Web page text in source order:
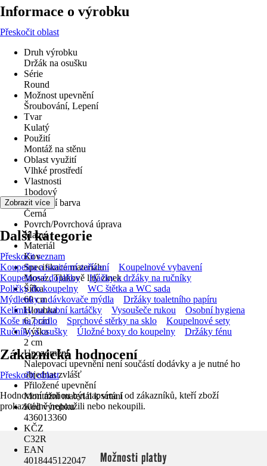
Informace o výrobku
Přeskočit oblast
Druh výrobku
Držák na osušku
Série
Round
Možnost upevnění
Šroubování, Lepení
Tvar
Kulatý
Použití
Montáž na stěnu
Oblast využití
Vlhké prostředí
Vlastnosti
1bodový
Základní barva
Černá
Povrch/Povrchová úprava
Matný
Materiál
Kov
Specifikace materiálu
Mosaz, Tlakově litý zinek
Šířka
60 cm
Hloubka
6,7 cm
Výška
2 cm
Upozornění
Nalepovací upevnění není součástí dodávky a je nutné ho
objednat zvlášť
Přiložené upevnění
Montážní materiál k vrtání
Kód výrobku
436013360
KČZ
C32R
EAN
4018445122047
Zobrazit více
Další kategorie
Přeskočit seznam
Koupelna a sanitární zařízení
Koupelnové vybavení
Koupelnové doplňky
Háčky a držáky na ručníky
Poličky do koupelny
WC štětka a WC sada
Mýdlenky a dávkovače mýdla
Držáky toaletního papíru
Kelímky na zubní kartáčky
Vysoušeče rukou
Osobní hygiena
Koše na prádlo
Sprchové stěrky na sklo
Koupelnové sety
Ručníky a osušky
Úložné boxy do koupelny Držáky fénu
Zákaznická hodnocení
Přeskočit oblast
Hodnocení mohou být napsána i od zákazníků, kteří zboží
prokazatelně nepoužili nebo nekoupili.
Možnosti platby